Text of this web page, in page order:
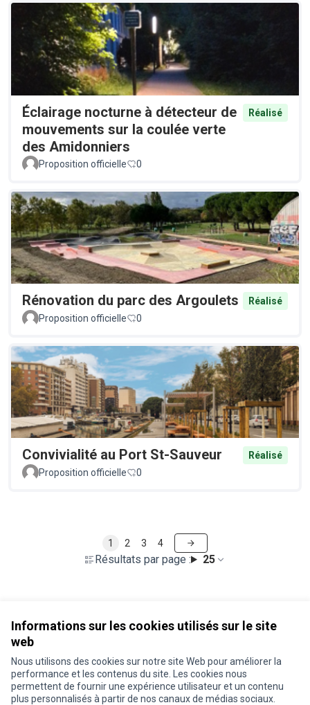
Informations sur les cookies utilisés sur le site
web
Nous utilisons des cookies sur notre site Web pour améliorer la
performance et les contenus du site. Les cookies nous
permettent de fournir une expérience utilisateur et un contenu
plus personnalisés à partir de nos canaux de médias sociaux.
Éclairage nocturne à détecteur de
mouvements sur la coulée verte
des Amidonniers
Réalisé
Proposition officielle 0
Rénovation du parc des Argoulets
Réalisé
Proposition officielle
0
Convivialité au Port St-Sauveur
Réalisé
Proposition officielle
0
Résultats par page : 25
1 2 3 4
Conditions d'utilisation
Paramètres des cookies
Je participe ! sur X
Je participe ! sur Facebook
Je participe ! sur Instagram